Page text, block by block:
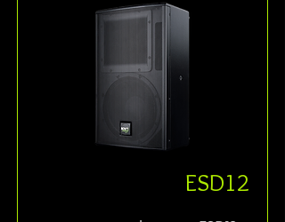
ESD12